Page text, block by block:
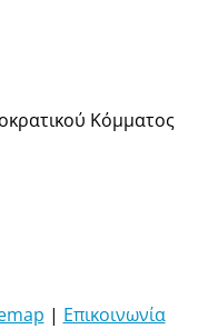
Κόμματος
| Επικοινωνία